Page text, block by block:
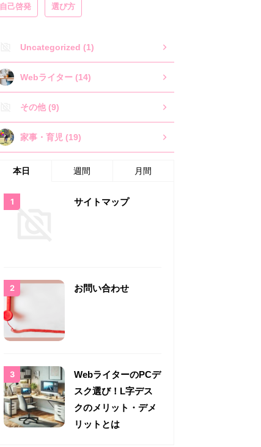
自己啓発 選び方
Uncategorized (1)
Webライター (14)
その他 (9)
家事・育児 (19)
本日 週間 月間
サイトマップ
お問い合わせ
WebライターのPCデ
スク選び！L字デス
クのメリット・デメ
リットとは